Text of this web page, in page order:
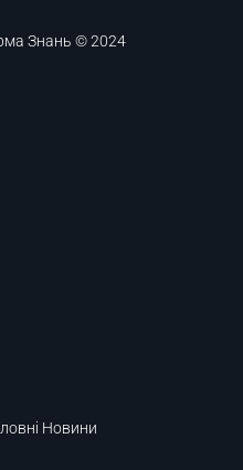
Знань © 2024
Новини